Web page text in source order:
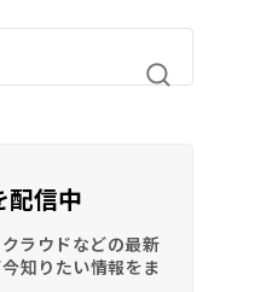
配信中
ラウドなどの最新
知りたい情報をま